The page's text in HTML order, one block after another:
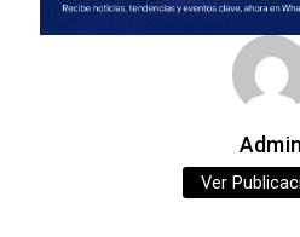
Admin
Ver